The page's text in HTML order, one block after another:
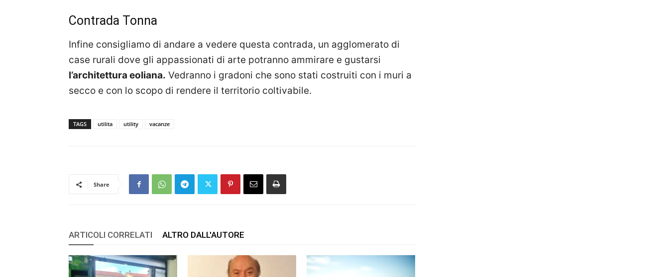
Contrada Tonna
Infine consigliamo di andare a vedere questa contrada, un agglomerato di
case rurali dove gli appassionati di arte potranno ammirare e gustarsi
l’architettura eoliana. Vedranno i gradoni che sono stati costruiti con i muri a
secco e con lo scopo di rendere il territorio coltivabile.
TAGS utilita utility vacanze
Share
ARTICOLI CORRELATI ALTRO DALL'AUTORE